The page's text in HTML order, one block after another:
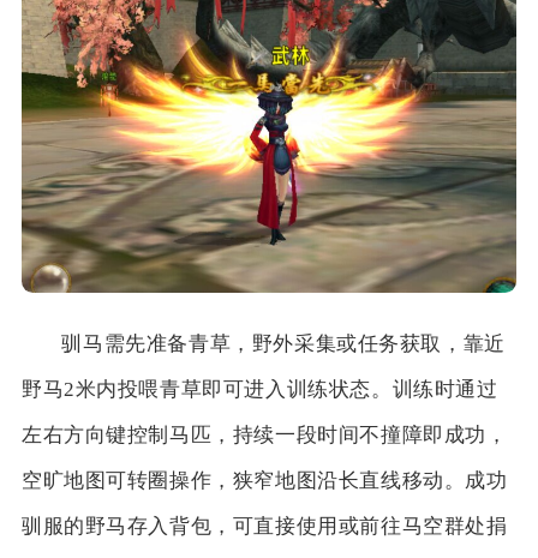
驯马需先准备青草，野外采集或任务获取，靠近
野马2米内投喂青草即可进入训练状态。训练时通过
左右方向键控制马匹，持续一段时间不撞障即成功，
空旷地图可转圈操作，狭窄地图沿长直线移动。成功
驯服的野马存入背包，可直接使用或前往马空群处捐